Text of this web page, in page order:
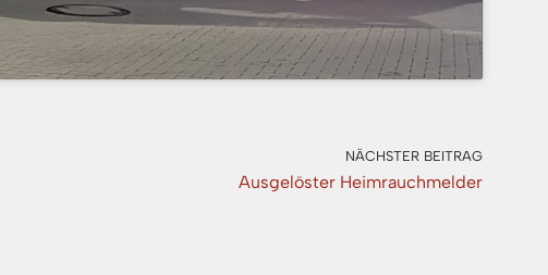
NÄCHSTER BEITRAG
Ausgelöster Heimrauchmelder